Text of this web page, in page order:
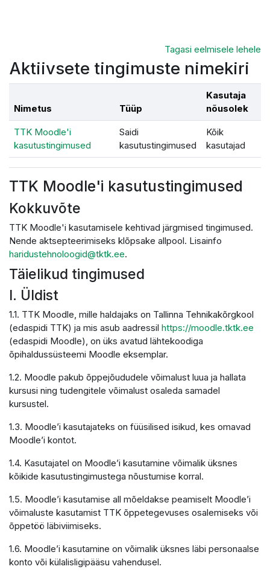
Tagasi eelmisele lehele
Aktiivsete tingimuste nimekiri
Nimetus Tüüp
Kasutaja
nõusolek
TTK Moodle'i
kasutustingimused
Saidi
kasutustingimused
Kõik
kasutajad
TTK Moodle'i kasutustingimused
Kokkuvõte
TTK Moodle'i kasutamisele kehtivad järgmised tingimused.
Nende aktsepteerimiseks klõpsake allpool. Lisainfo
haridustehnoloogid@tktk.ee.
Täielikud tingimused
I. Üldist
1.1. TTK Moodle, mille haldajaks on Tallinna Tehnikakõrgkool
(edaspidi TTK) ja mis asub aadressil https://moodle.tktk.ee
(edaspidi Moodle), on üks avatud lähtekoodiga
õpihaldussüsteemi Moodle eksemplar.
1.2. Moodle pakub õppejõududele võimalust luua ja hallata
kursusi ning tudengitele võimalust osaleda samadel
kursustel.
1.3. Moodle’i kasutajateks on füüsilised isikud, kes omavad
Moodle’i kontot.
1.4. Kasutajatel on Moodle’i kasutamine võimalik üksnes
kõikide kasutustingimustega nõustumise korral.
1.5. Moodle’i kasutamise all mõeldakse peamiselt Moodle’i
võimaluste kasutamist TTK õppetegevuses osalemiseks või
õppetöö läbiviimiseks.
1.6. Moodle’i kasutamine on võimalik üksnes läbi personaalse
konto või külalisligipääsu vahendusel.